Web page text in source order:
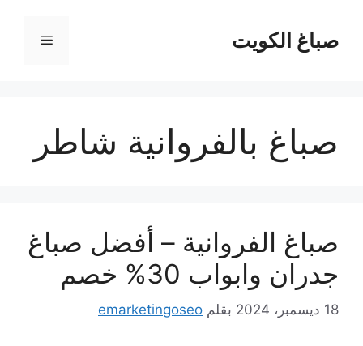
المحتوىصباغ الكويت القائمة
صباغ بالفروانية شاطر
صباغ الفروانية – أفضل صباغ
جدران وابواب 30% خصم
18 ديسمبر، 2024 بقلم emarketingoseo